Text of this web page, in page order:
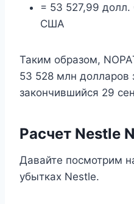
= 53 527,99
США
Таким образом,
53 528 млн долларов
закончившийся 29
Расчет Nestle
Давайте посмотрим
убытках Nestle.